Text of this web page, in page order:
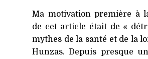
Ma motivation première à
de cet article était de «
mythes de la santé et de la
Hunzas. Depuis presque